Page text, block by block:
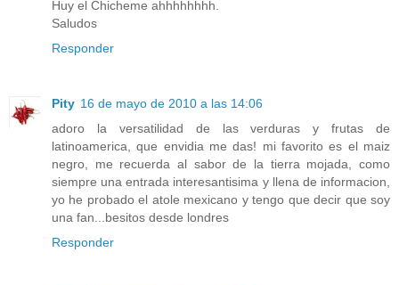
Huy el Chicheme ahhhhhhhh.
Saludos
Responder
Pity 16 de mayo de 2010 a las 14:06
adoro la versatilidad de las verduras y frutas de
latinoamerica, que envidia me das! mi favorito es el maiz
negro, me recuerda al sabor de la tierra mojada, como
siempre una entrada interesantisima y llena de informacion,
yo he probado el atole mexicano y tengo que decir que soy
una fan...besitos desde londres
Responder